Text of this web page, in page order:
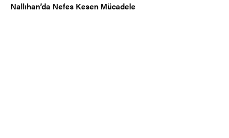
Nallıhan’da Nefes Kesen Mücadele